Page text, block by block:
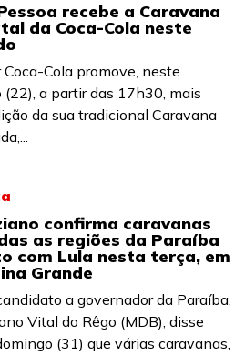
recebe a Caravana
da Coca-Cola neste
Coca-Cola promove, neste
(22), a partir das 17h30, mais
da sua tradicional Caravana
confirma caravanas
as regiões da Paraíba
com Lula nesta terça, em
Grande
a governador da Paraíba,
Vital do Rêgo (MDB), disse
(31) que várias caravanas,